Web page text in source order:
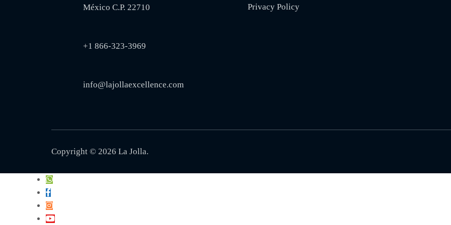
México C.P. 22710
+1 866-323-3969
info@lajollaexcellence.com
Privacy Policy
Copyright © 2026 La Jolla.